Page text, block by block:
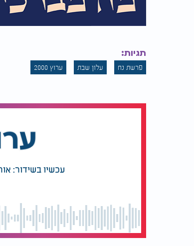
תגיות:
פרשת נח עלון שבת ערוץ 2000
עכשיו בשידור: